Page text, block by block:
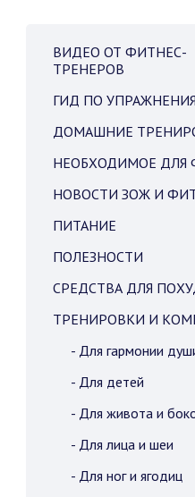
ВИДЕО ОТ ФИТНЕС-
ТРЕНЕРОВ
ГИД ПО
ДОМАШНИЕ
НЕОБХОДИМОЕ ДЛЯ
НОВОСТИ ЗОЖ И
ПИТАНИЕ
ПОЛЕЗНОСТИ
СРЕДСТВА ДЛЯ
ТРЕНИРОВКИ И
- Для гармонии
- Для детей
- Для живота и
- Для лица и шеи
- Для ног и ягодиц